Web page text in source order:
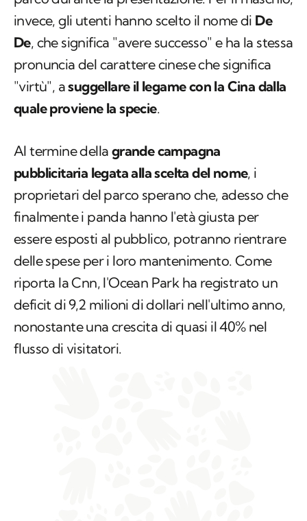
invece, gli utenti hanno scelto il nome di De
De, che significa "avere successo" e ha la stessa
pronuncia del carattere cinese che significa
"virtù", asuggellare il legame con la Cina dalla
quale proviene la specie.
Al termine della grande campagna
pubblicitaria legata alla scelta del nome, i
proprietari del parco sperano che, adesso che
finalmente i panda hanno l'età giusta per
essere esposti al pubblico, potranno rientrare
delle spese per i loro mantenimento. Come
riporta laCnn, l'Ocean Park ha registrato un
deficit di 9,2 milioni di dollari nell'ultimo anno,
nonostante una crescita di quasi il 40% nel
flusso di visitatori.